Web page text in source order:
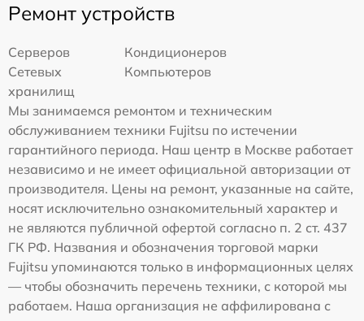
Ремонт устройств
Серверов
Кондиционеров
Сетевых
хранилищ
Компьютеров
Мы занимаемся ремонтом и техническим
обслуживанием техники Fujitsu по истечении
гарантийного периода. Наш центр в Москве работает
независимо и не имеет официальной авторизации от
производителя. Цены на ремонт, указанные на сайте,
носят исключительно ознакомительный характер и
не являются публичной офертой согласно п. 2 ст. 437
ГК РФ. Названия и обозначения торговой марки
Fujitsu упоминаются только в информационных целях
— чтобы обозначить перечень техники, с которой мы
работаем. Наша организация не аффилирована с